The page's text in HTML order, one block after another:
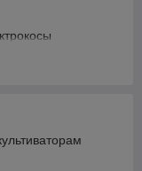
инструмента
техники и
кормов